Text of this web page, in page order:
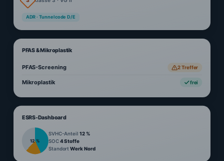
ADR · Tunnelcode D/E
PFAS & Mikroplastik
PFAS-Screening 2 Treffer
Mikroplastik frei
ESRS-Dashboard
12 %
SVHC-Anteil 12 %
SOC4 Stoffe
StandortWerk Nord